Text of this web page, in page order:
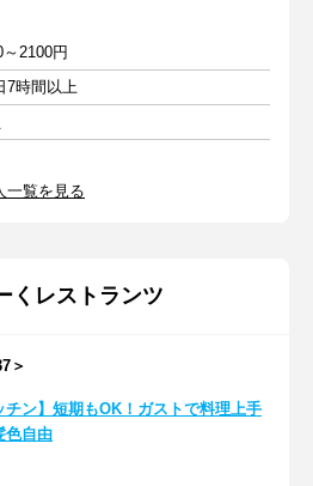
2100円
7時間以上
一覧を見る
くレストランツ
＞
チン】短期もOK！ガストで料理上手
色自由